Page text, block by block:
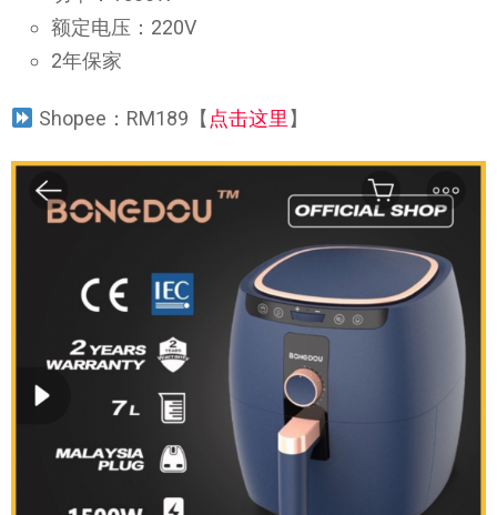
额定电压：220V
2年保家
Shopee：RM189【 点击这里 】